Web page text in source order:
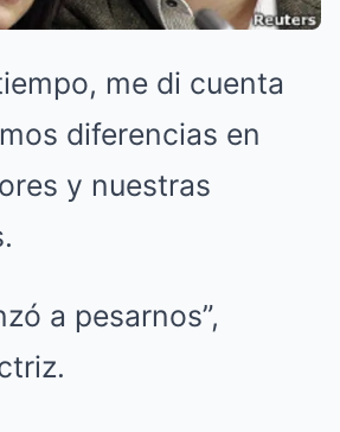
me di cuenta
diferencias en
y nuestras
a pesarnos”,